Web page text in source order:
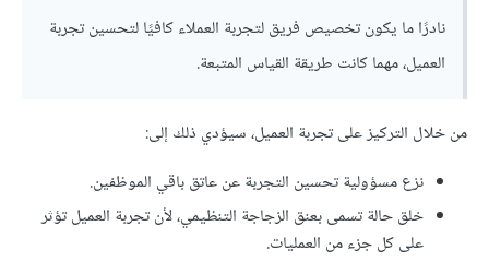
نادرًا ما يكون تخصيص فريق لتجربة العملاء كافيًا لتحسين تجربة
العميل، مهما كانت طريقة القياس المتبعة.
من خلال التركيز على تجربة العميل، سيؤدي ذلك إلى:
نزع مسؤولية تحسين التجربة عن عاتق باقي الموظفين.
خلق حالة تسمى بعنق الزجاجة التنظيمي، لأن تجربة العميل تؤثر
على كل جزء من العمليات.